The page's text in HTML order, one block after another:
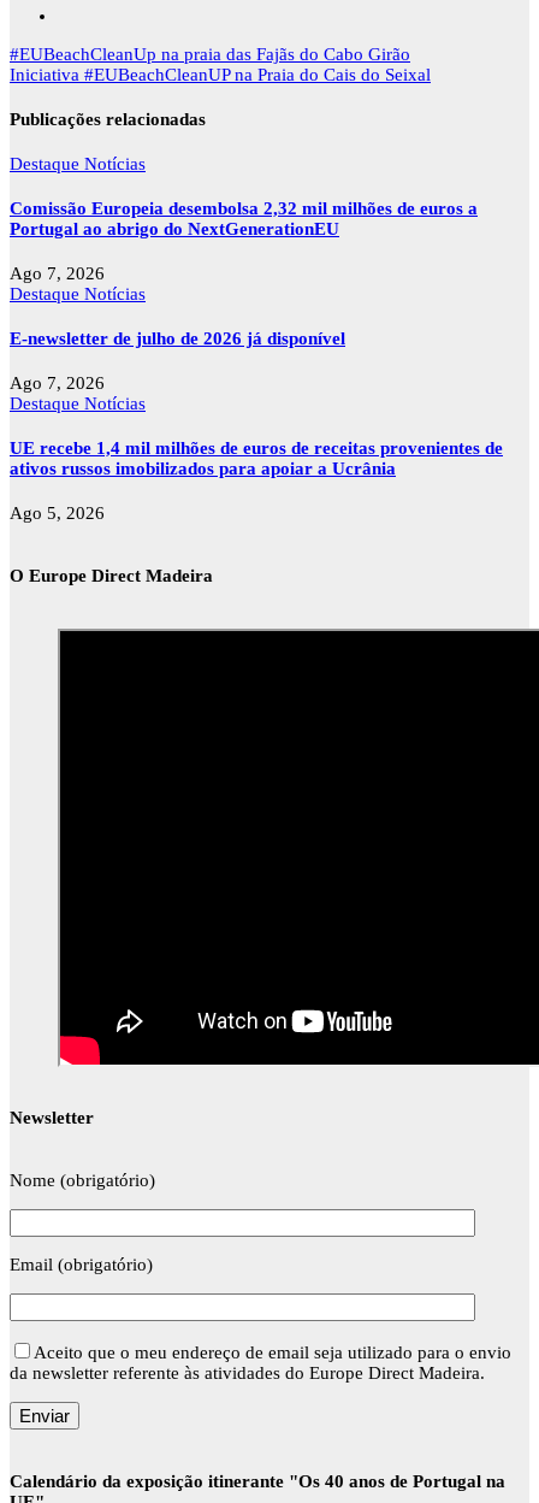
Navegação
de
#EUBeachCleanUp na praia das Fajãs do Cabo Girão
Iniciativa #EUBeachCleanUP na Praia do Cais do Seixal
Publicações relacionadas
Destaque Notícias
Comissão Europeia desembolsa 2,32 mil milhões de euros a
Portugal ao abrigo do NextGenerationEU
Ago 7, 2026
Destaque Notícias
E-newsletter de julho de 2026 já disponível
Ago 7, 2026
Destaque Notícias
UE recebe 1,4 mil milhões de euros de receitas provenientes de
ativos russos imobilizados para apoiar a Ucrânia
Ago 5, 2026
O Europe Direct Madeira
Newsletter
Nome (obrigatório)
Email (obrigatório)
Aceito que o meu endereço de email seja utilizado para o envio
da newsletter referente às atividades do Europe Direct Madeira.
Calendário da exposição itinerante "Os 40 anos de Portugal na